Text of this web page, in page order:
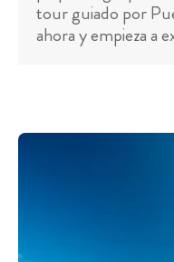
tour guiado por
ahora y empieza a